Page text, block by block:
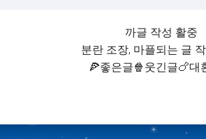
까글 작성 활중
분란 조장, 마플되는 글
🍕좋은글🍿웃긴글🍗대